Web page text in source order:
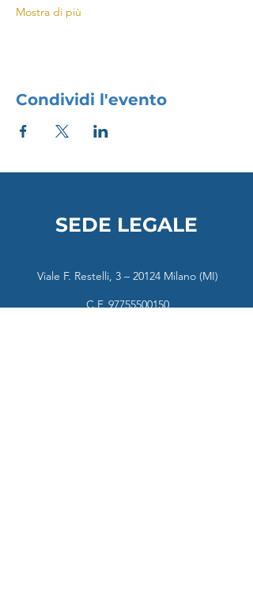
Mostra di più
Condividi l'evento
SEDE LEGALE
Viale F. Restelli, 3 – 20124 Milano (MI)
C.F.97755500150